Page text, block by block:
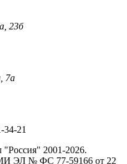
23б
7а
34-21
"Россия" 2001-2026.
ЭЛ № ФС 77-59166 от 22